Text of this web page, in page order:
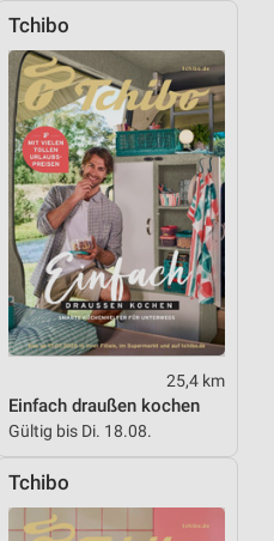
Tchibo
25,4 km
Einfach draußen kochen
Gültig bis Di. 18.08.
Tchibo